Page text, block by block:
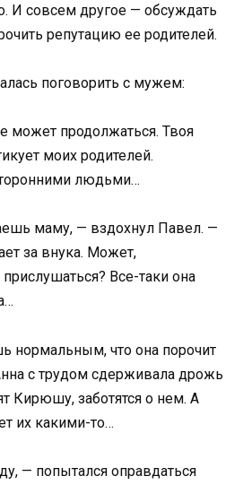
И совсем другое — обсуждать
репутацию ее родителей.
поговорить с мужем:
может продолжаться. Твоя
моих родителей.
людьми…
маму, — вздохнул Павел. —
за внука. Может,
Все-таки она
нормальным, что она порочит
с трудом сдерживала дрожь
Кирюшу, заботятся о нем. А
их какими-то…
— попытался оправдаться